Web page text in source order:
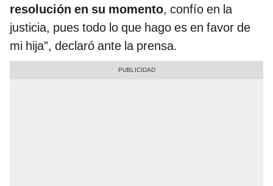
resolución en su momento, confío en la
justicia, pues todo lo que hago es en favor de
mi hija”, declaró ante la prensa.